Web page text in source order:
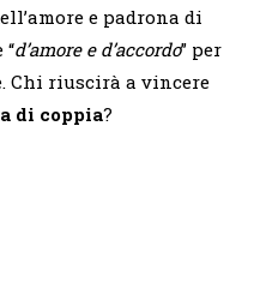
e padrona di
d’amore e d’accordo” per
Chi riuscirà a vincere
di coppia?